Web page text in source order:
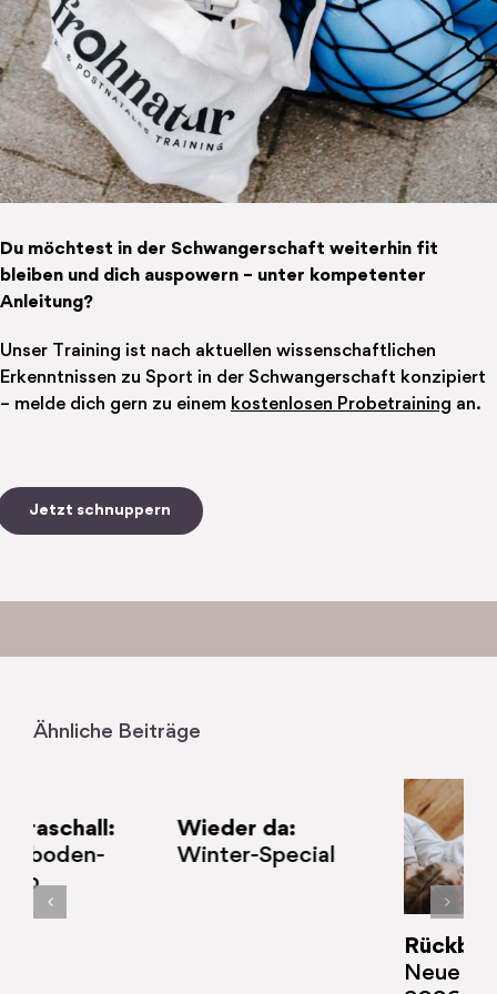
Du möchtest in der Schwangerschaft weiterhin fit
bleiben und dich auspowern – unter kompetenter
Anleitung?
Unser Training ist nach aktuellen wissenschaftlichen
Erkenntnissen zu Sport in der Schwangerschaft konzipiert
– melde dich gern zu einem kostenlosen Probetraining an.
Jetzt schnuppern
Ähnliche Beiträge
Wieder da:
Winter-Special
Neue Startdaten